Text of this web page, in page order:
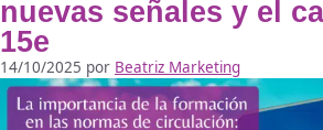
El Transporte por Carretera es un
evolución y sometido a una
para quienes desean crear una